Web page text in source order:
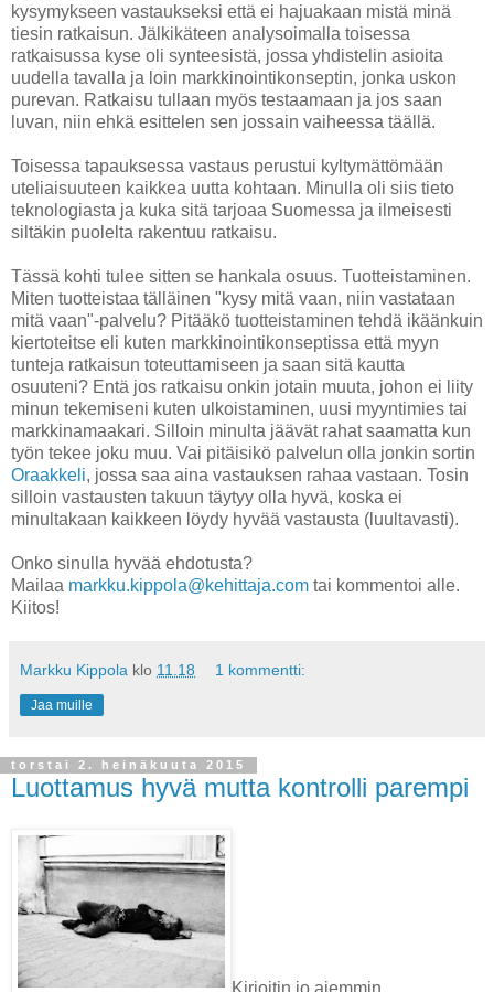
kysymykseen vastaukseksi että ei hajuakaan mistä minä
tiesin ratkaisun. Jälkikäteen analysoimalla toisessa
ratkaisussa kyse oli synteesistä, jossa yhdistelin asioita
uudella tavalla ja loin markkinointikonseptin, jonka uskon
purevan. Ratkaisu tullaan myös testaamaan ja jos saan
luvan, niin ehkä esittelen sen jossain vaiheessa täällä.
Toisessa tapauksessa vastaus perustui kyltymättömään
uteliaisuuteen kaikkea uutta kohtaan. Minulla oli siis tieto
teknologiasta ja kuka sitä tarjoaa Suomessa ja ilmeisesti
siltäkin puolelta rakentuu ratkaisu.
Tässä kohti tulee sitten se hankala osuus. Tuotteistaminen.
Miten tuotteistaa tälläinen "kysy mitä vaan, niin vastataan
mitä vaan"-palvelu? Pitääkö tuotteistaminen tehdä ikäänkuin
kiertoteitse eli kuten markkinointikonseptissa että myyn
tunteja ratkaisun toteuttamiseen ja saan sitä kautta
osuuteni? Entä jos ratkaisu onkin jotain muuta, johon ei liity
minun tekemiseni kuten ulkoistaminen, uusi myyntimies tai
markkinamaakari. Silloin minulta jäävät rahat saamatta kun
työn tekee joku muu. Vai pitäisikö palvelun olla jonkin sortin
Oraakkeli, jossa saa aina vastauksen rahaa vastaan. Tosin
silloin vastausten takuun täytyy olla hyvä, koska ei
minultakaan kaikkeen löydy hyvää vastausta (luultavasti).
Onko sinulla hyvää ehdotusta?
Mailaa markku.kippola@kehittaja.com tai kommentoi alle.
Kiitos!
Markku Kippola klo 11.18 1 kommentti:
Jaa muille
torstai 2. heinäkuuta 2015
Luottamus hyvä mutta kontrolli parempi